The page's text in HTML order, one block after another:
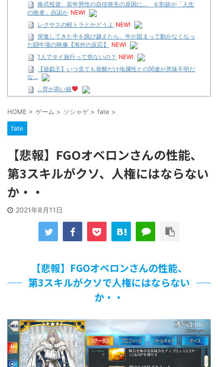
株式投資、若年男性の自信喪失の原因に… ６割超が「人生
の敗者」自認か NEW!
レクサスの軽トラとかどうよ NEW!
突進してきた牛を跳び越えたら、牛が固まって動かなくなっ
た闘牛場の映像【海外の反応】
NEW!
1人でタイ旅行って危ないの？ NEW!
【遊戯王】いつ見ても覚醒だけ地属性との関連が意味不明だ
な…
…背が高い娘
な…
【R-18】真・女神転生 Road to the Transcendence【二次
創作】 第２０話
北原ももさんの挑発!!!
な…
露！透明感が凄い！！
【朗報】齋藤飛鳥、前屈みで完全に見えてる動画が拡散され
えてしまう
北原ももさんの挑発!!!
「洋画に日本版主題歌は必要か?」論争
超能力が使えるようになったので限界まで極める事にした件
その２
北原ももさんの挑発!!!
HOME > ゲーム > ソシャゲ > fate >
fate
【悲報】FGOオベロンさんの性能、
第3スキルがクソ、人権にはならない
か・・
2021年8月11日
【悲報】FGOオベロンさんの性能、
第3スキルがクソで人権にはならない
か・・